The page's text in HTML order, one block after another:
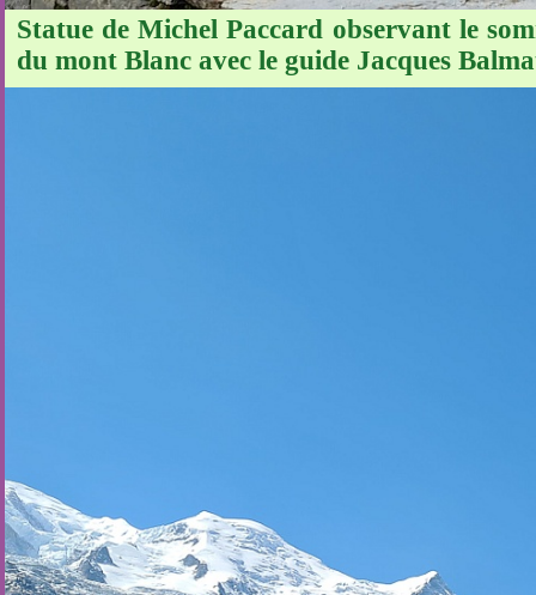
Statue de Michel Paccard observant le
du mont Blanc avec le guide Jacques